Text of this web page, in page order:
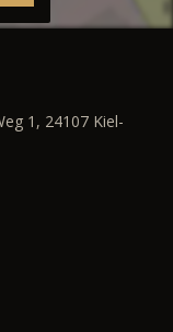
1, 24107 Kiel-